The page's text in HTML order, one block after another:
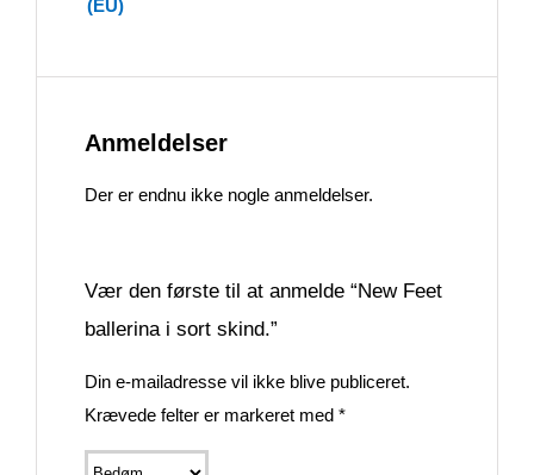
(EU)
Anmeldelser
Der er endnu ikke nogle anmeldelser.
Vær den første til at anmelde “New Feet
ballerina i sort skind.”
Din e-mailadresse vil ikke blive publiceret.
Krævede felter er markeret med *